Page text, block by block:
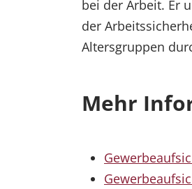
bei der Arbeit. Er
der
Altersgruppen
Mehr